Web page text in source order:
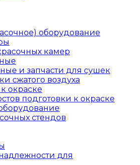
оборудование
камер
и запчасти для сушек
сжатого воздуха
окраске
подготовки к окраске
стендов
для